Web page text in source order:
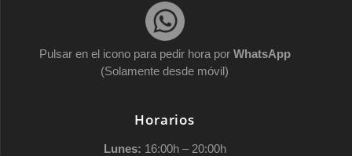
Pulsar en el icono para pedir hora por WhatsApp
(Solamente desde móvil)
Horarios
Lunes: 16:00h – 20:00h